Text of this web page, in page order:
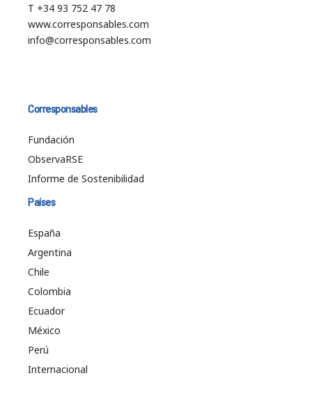
T +34 93 752 47 78
www.corresponsables.com
info@corresponsables.com
Corresponsables
Fundación
ObservaRSE
Informe de Sostenibilidad
Países
España
Argentina
Chile
Colombia
Ecuador
México
Perú
Internacional